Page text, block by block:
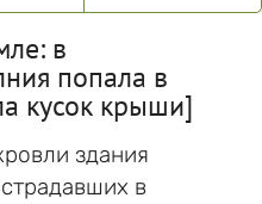
в
попала в
кусок крыши]
здания
в